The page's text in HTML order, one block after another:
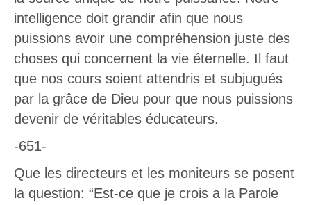
intelligence doit grandir afin que nous
puissions avoir une compréhension juste des
choses qui concernent la vie éternelle. Il faut
que nos cours soient attendris et subjugués
par la grâce de Dieu pour que nous puissions
devenir de véritables éducateurs.
-651-
Que les directeurs et les moniteurs se posent
la question: “Est-ce que je crois a la Parole